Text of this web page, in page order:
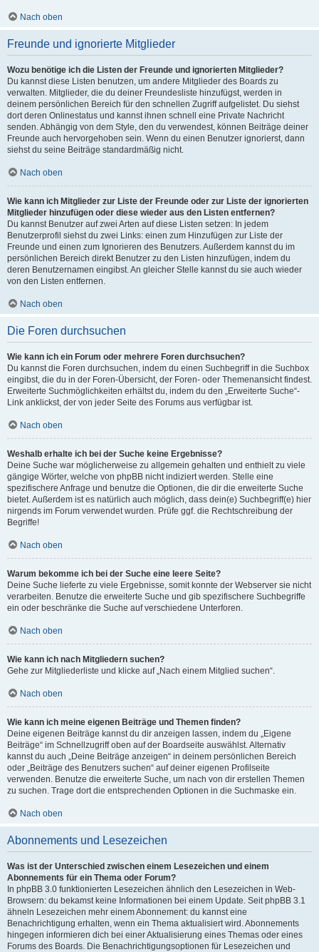
Nach oben
Freunde und ignorierte Mitglieder
Wozu benötige ich die Listen der Freunde und ignorierten Mitglieder?
Du kannst diese Listen benutzen, um andere Mitglieder des Boards zu
verwalten. Mitglieder, die du deiner Freundesliste hinzufügst, werden in
deinem persönlichen Bereich für den schnellen Zugriff aufgelistet. Du siehst
dort deren Onlinestatus und kannst ihnen schnell eine Private Nachricht
senden. Abhängig von dem Style, den du verwendest, können Beiträge deiner
Freunde auch hervorgehoben sein. Wenn du einen Benutzer ignorierst, dann
siehst du seine Beiträge standardmäßig nicht.
Nach oben
Wie kann ich Mitglieder zur Liste der Freunde oder zur Liste der ignorierten
Mitglieder hinzufügen oder diese wieder aus den Listen entfernen?
Du kannst Benutzer auf zwei Arten auf diese Listen setzen: In jedem
Benutzerprofil siehst du zwei Links: einen zum Hinzufügen zur Liste der
Freunde und einen zum Ignorieren des Benutzers. Außerdem kannst du im
persönlichen Bereich direkt Benutzer zu den Listen hinzufügen, indem du
deren Benutzernamen eingibst. An gleicher Stelle kannst du sie auch wieder
von den Listen entfernen.
Nach oben
Die Foren durchsuchen
Wie kann ich ein Forum oder mehrere Foren durchsuchen?
Du kannst die Foren durchsuchen, indem du einen Suchbegriff in die Suchbox
eingibst, die du in der Foren-Übersicht, der Foren- oder Themenansicht findest.
Erweiterte Suchmöglichkeiten erhältst du, indem du den „Erweiterte Suche“-
Link anklickst, der von jeder Seite des Forums aus verfügbar ist.
Nach oben
Weshalb erhalte ich bei der Suche keine Ergebnisse?
Deine Suche war möglicherweise zu allgemein gehalten und enthielt zu viele
gängige Wörter, welche von phpBB nicht indiziert werden. Stelle eine
spezifischere Anfrage und benutze die Optionen, die dir die erweiterte Suche
bietet. Außerdem ist es natürlich auch möglich, dass dein(e) Suchbegriff(e) hier
nirgends im Forum verwendet wurden. Prüfe ggf. die Rechtschreibung der
Begriffe!
Nach oben
Warum bekomme ich bei der Suche eine leere Seite?
Deine Suche lieferte zu viele Ergebnisse, somit konnte der Webserver sie nicht
verarbeiten. Benutze die erweiterte Suche und gib spezifischere Suchbegriffe
ein oder beschränke die Suche auf verschiedene Unterforen.
Nach oben
Wie kann ich nach Mitgliedern suchen?
Gehe zur Mitgliederliste und klicke auf „Nach einem Mitglied suchen“.
Nach oben
Wie kann ich meine eigenen Beiträge und Themen finden?
Deine eigenen Beiträge kannst du dir anzeigen lassen, indem du „Eigene
Beiträge“ im Schnellzugriff oben auf der Boardseite auswählst. Alternativ
kannst du auch „Deine Beiträge anzeigen“ in deinem persönlichen Bereich
oder „Beiträge des Benutzers suchen“ auf deiner eigenen Profilseite
verwenden. Benutze die erweiterte Suche, um nach von dir erstellen Themen
zu suchen. Trage dort die entsprechenden Optionen in die Suchmaske ein.
Nach oben
Abonnements und Lesezeichen
Was ist der Unterschied zwischen einem Lesezeichen und einem
Abonnements für ein Thema oder Forum?
In phpBB 3.0 funktionierten Lesezeichen ähnlich den Lesezeichen in Web-
Browsern: du bekamst keine Informationen bei einem Update. Seit phpBB 3.1
ähneln Lesezeichen mehr einem Abonnement: du kannst eine
Benachrichtigung erhalten, wenn ein Thema aktualisiert wird. Abonnements
hingegen informieren dich bei einer Aktualisierung eines Themas oder eines
Forums des Boards. Die Benachrichtigungsoptionen für Lesezeichen und